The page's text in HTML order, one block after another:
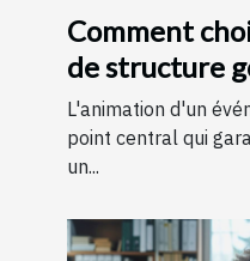
Comment
de structure
votre
L'animation d'un
point central qui
un...